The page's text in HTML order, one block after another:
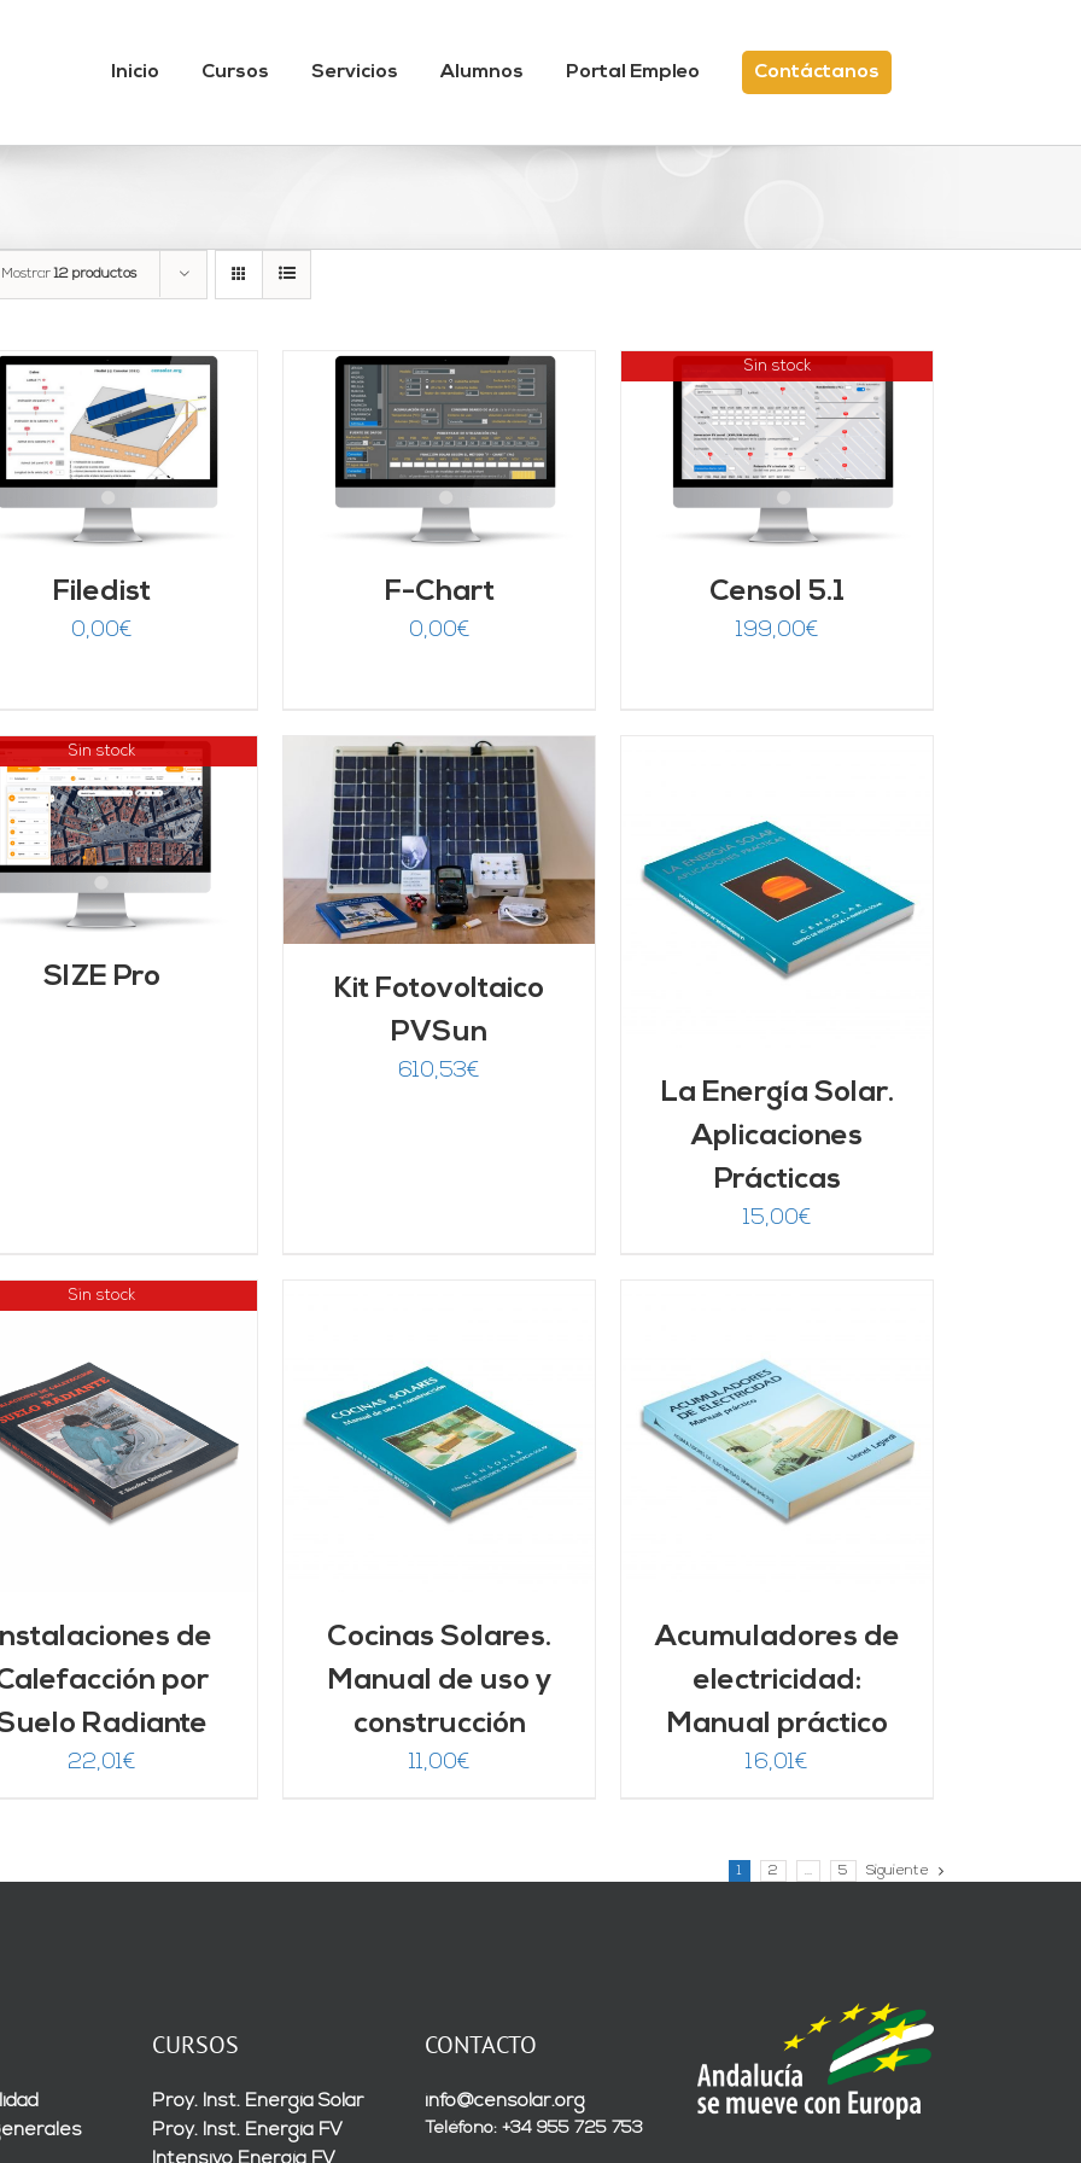
Inicio Cursos Servicios Alumnos Portal Empleo Contáctanos
Mostrar12 productos
Filedist
0,00€
Valorado
con3.89
de 5
AÑADIR AL CARRITO
DETALLES
F-Chart
0,00€
Sin stock
DETALLES
Censol 5.1
199,00€
Sin stock
SIZE Pro
AÑADIR AL CARRITO
DETALLES
Kit Fotovoltaico
PVSun
610,53€
AÑADIR AL CARRITO
/
DETALLES
La Energía Solar.
Aplicaciones
Prácticas
15,00€
Sin stock
de
por
Radiante
22,01€
AÑADIR AL CARRITO
/
DETALLES
Cocinas Solares.
Manual de uso y
construcción
11,00€
AÑADIR AL CARRITO
DETALLES
Acumuladores de
electricidad:
Manual práctico
16,01€
1 2 … 5 Siguiente
CURSOS
Proy. Inst. Energía Solar
Proy. Inst. Energía FV
CONTACTO
info@censolar.org
Teléfono: +34 955 725 753